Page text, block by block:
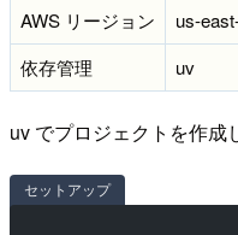
AWS リージョン
us-
依存管理
uv
uv でプロジェクトを作成
セットアップ